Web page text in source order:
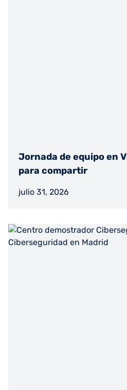
Jornada de equipo en
para compartir
julio 31, 2026